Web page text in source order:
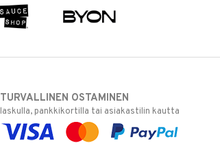
TURVALLINEN OSTAMINEN
laskulla, pankkikortilla tai asiakastilin kautta